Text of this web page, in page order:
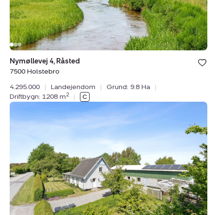
Bolig er
under
Nymøllevej 4, Råsted
7500 Holstebro
4.295.000
| Landejendom | Grund: 9.8 Ha
|
Driftbygn: 1208 m2 |
Hagesvej
Rødby